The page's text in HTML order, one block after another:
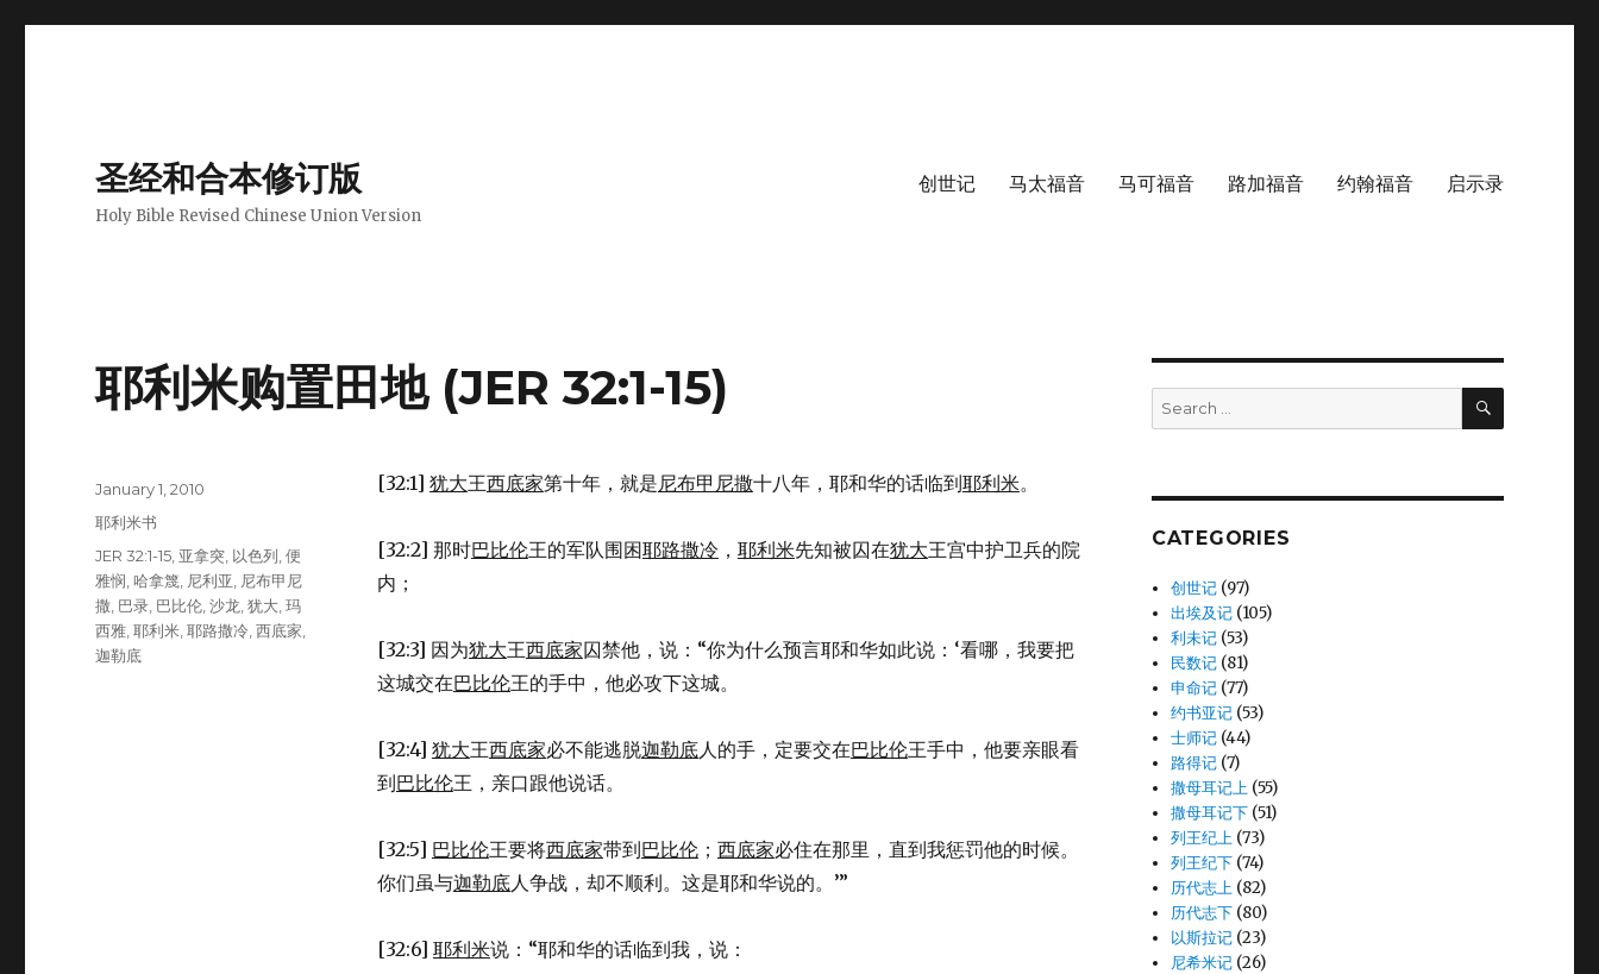
圣经和合本修订版
Holy Bible Revised Chinese Union Version
创世记 马太福音 马可福音 路加福音 约翰福音 启示录
耶利米购置田地 (JER 32:1-15)
[32:1] 犹大王西底家第十年，就是尼布甲尼撒十八年，耶和华的话临到耶利米。
[32:2] 那时巴比伦王的军队围困耶路撒冷， 耶利米先知被囚在犹大王宫中护卫兵的院
内；
[32:3] 因为犹大王西底家囚禁他，说：“你为什么预言耶和华如此说：‘看哪，我要把
这城交在巴比伦王的手中，他必攻下这城。
[32:4] 犹大王西底家必不能逃脱迦勒底人的手，定要交在巴比伦王手中，他要亲眼看
到巴比伦王，亲口跟他说话。
[32:5] 巴比伦王要将西底家带到巴比伦； 西底家必住在那里，直到我惩罚他的时候。
你们虽与迦勒底人争战，却不顺利。这是耶和华说的。’”
[32:6] 耶利米说：“耶和华的话临到我，说：
Author
Posted
on
January 1, 2010
Categories
耶利米书
Tags
JER 32:1-15 亚拿突 以色列 ,便
雅悯 ,哈拿篾 尼利亚 尼布甲尼
撒 巴录 巴比伦 ,沙龙 ,犹大 ,玛
西雅 ,耶利米 ,耶路撒冷 ,西底家
迦勒底
Search
for:
SEARCH
CATEGORIES
创世记 (97)
出埃及记 (105)
利未记 (53)
民数记 (81)
申命记 (77)
约书亚记 (53)
士师记 (44)
路得记 (7)
撒母耳记上 (55)
撒母耳记下 (51)
列王纪上 (73)
列王纪下 (74)
历代志上 (82)
历代志下 (80)
以斯拉记 (23)
尼希米记 (26)